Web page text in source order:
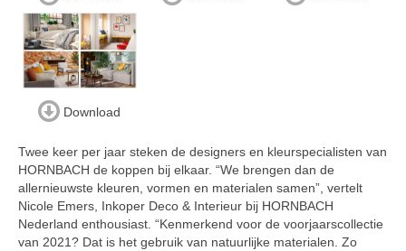
Download
Twee keer per jaar steken de designers en kleurspecialisten van
HORNBACH de koppen bij elkaar. “We brengen dan de
allernieuwste kleuren, vormen en materialen samen”, vertelt
Nicole Emers, Inkoper Deco & Interieur bij HORNBACH
Nederland enthousiast. “Kenmerkend voor de voorjaarscollectie
van 2021? Dat is het gebruik van natuurlijke materialen. Zo